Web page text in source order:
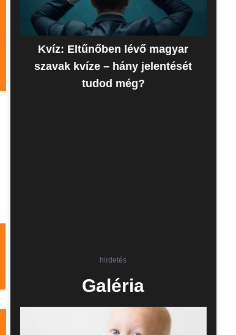
Kvíz: Eltűnőben lévő magyar
szavak kvíze – hány jelentését
tudod még?
hirdetés
Galéria